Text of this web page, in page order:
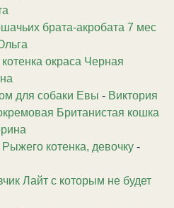
брата-акробата 7 мес
окраса Черная
для собаки Евы - Виктория
Британистая кошка
котенка, девочку -
Лайт с которым не будет